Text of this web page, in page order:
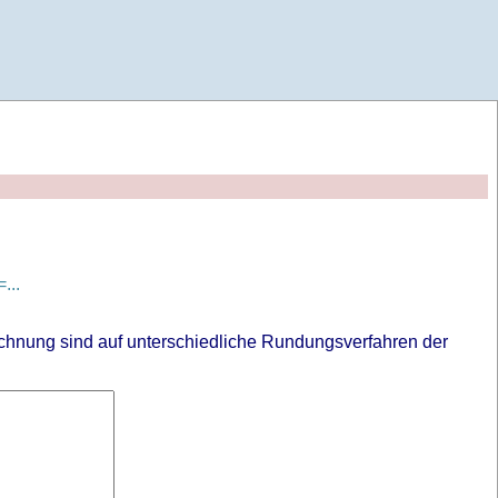
sind auf unterschiedliche Rundungsverfahren der